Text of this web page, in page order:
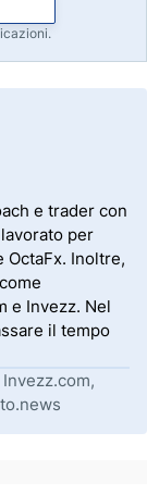
e trader con
per
OctaFx. Inoltre,
e Invezz. Nel
il tempo